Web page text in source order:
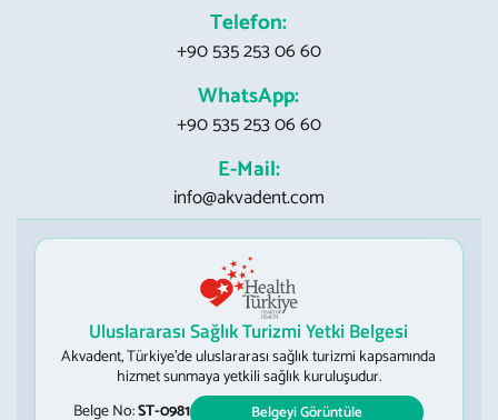
Telefon:
+90 535 253 06 60
WhatsApp:
+90 535 253 06 60
E-Mail:
info@akvadent.com
Uluslararası Sağlık Turizmi Yetki Belgesi
Akvadent, Türkiye’de uluslararası sağlık turizmi kapsamında
hizmet sunmaya yetkili sağlık kuruluşudur.
Belge No:ST-0981 Belgeyi Görüntüle